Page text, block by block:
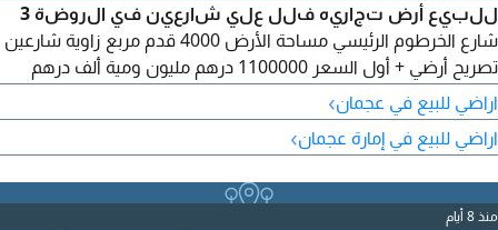
للبيع أرض تجاريه فلل علي شارعين في الروضة 3
شارع الخرطوم الرئيسي مساحة الأرض 4000 قدم مربع زاوية شارعين
تصريح أرضي + أول السعر 1100000 درهم مليون ومية ألف درهم
streets In Al Rawda 3، Khartum Main Street Land area 4000
square feet Two street corner Ground permit + fir
اراضي للبيع في عجمان›
اراضي للبيع في إمارة عجمان›
منذ 8 أيام